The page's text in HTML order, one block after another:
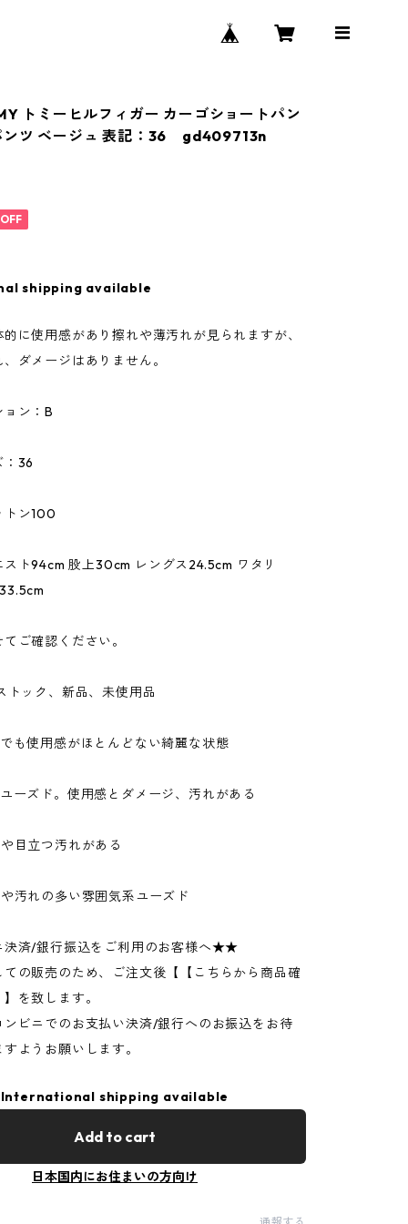
トミーヒルフィガー カーゴショートパン
ンツ ベージュ 表記：36 gd409713n
shipping available
に使用感があり擦れや薄汚れが見られますが、
ダメージはありません。
ン：B
36
ン100
ト94cm 股上30cm レングス24.5cm ワタリ
ご確認ください。
トック、新品、未使用品
も使用感がほとんどない綺麗な状態
ーズド。使用感とダメージ、汚れがある
目立つ汚れがある
汚れの多い雰囲気系ユーズド
済/銀行振込をご利用のお客様へ★★
の販売のため、ご注文後【【こちらから商品確
を致します。
ンビニでのお支払い決済/銀行へのお振込をお待
ようお願いします。
International shipping available
Add to cart
日本国内にお住まいの方向け